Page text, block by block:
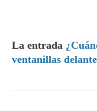
La entrada
ventanillas